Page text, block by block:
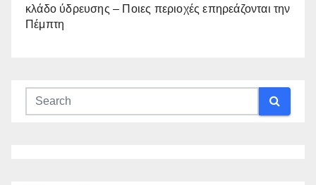
κλάδο ύδρευσης – Ποιες περιοχές επηρεάζονται την
Πέμπτη